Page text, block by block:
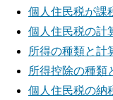
個人住民税が課
個人住民税の計
所得の種類と計
所得控除の種類
個人住民税の納